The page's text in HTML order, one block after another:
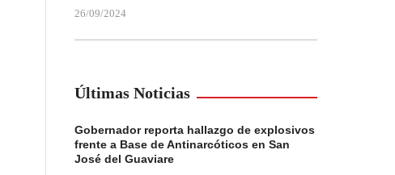
26/09/2024
Últimas Noticias
Gobernador reporta hallazgo de explosivos
frente a Base de Antinarcóticos en San
José del Guaviare